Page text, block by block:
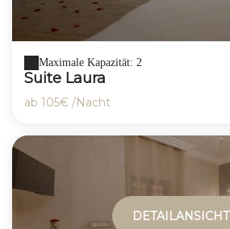
Maximale Kapazität: 2
Suite Laura
ab 105€ /Nacht
DETAILANSICHT